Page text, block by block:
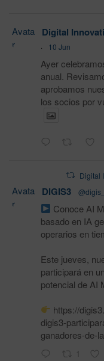
Avata
r
Digital
·
10 Jun
Ayer
anual.
aprobamos
los socios por
Digital
Avata
r
DIGIS3
Conoce AI
basado en IA
operarios en
Este jueves,
participará en
potencial de AI
https://
digis3-
ganadores-de-
1